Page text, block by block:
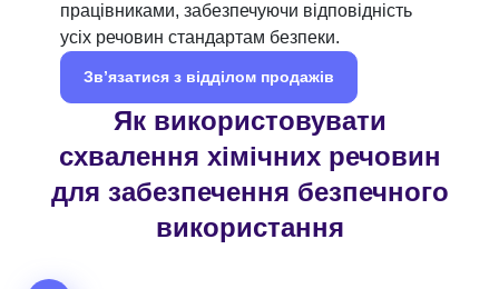
працівниками, забезпечуючи відповідність
усіх речовин стандартам безпеки.
Зв’язатися з відділом продажів
Як використовувати
схвалення хімічних речовин
для забезпечення безпечного
використання